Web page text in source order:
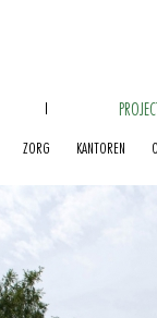
ZORG KANTOREN